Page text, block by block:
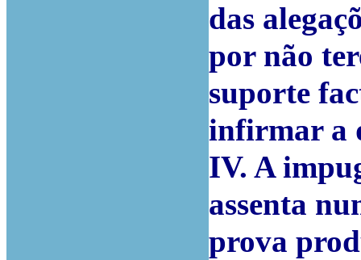
das
por não
suporte
infirmar a
IV. A
assenta
prova